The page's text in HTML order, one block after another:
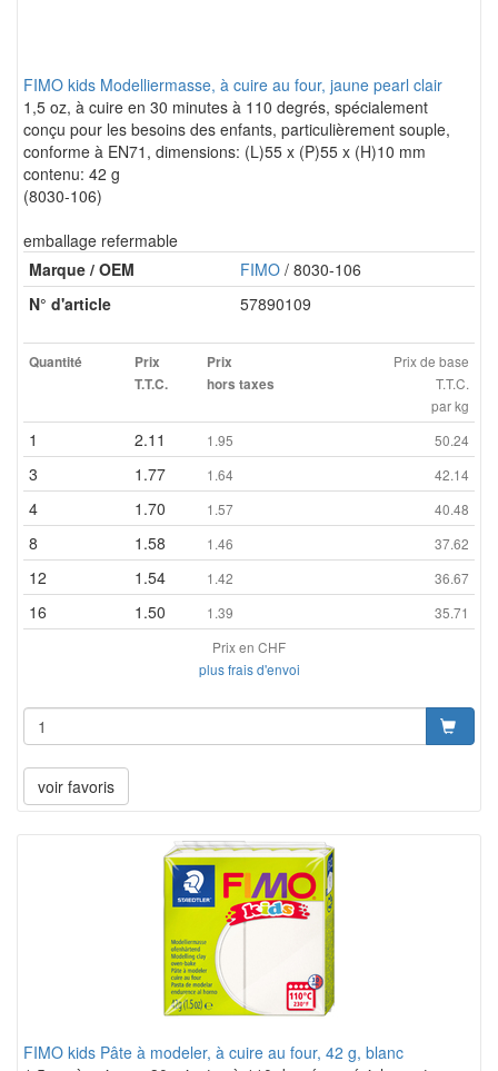
FIMO kids Modelliermasse, à cuire au four, jaune pearl clair
1,5 oz, à cuire en 30 minutes à 110 degrés, spécialement
conçu pour les besoins des enfants, particulièrement souple,
conforme à EN71, dimensions: (L)55 x (P)55 x (H)10 mm
contenu: 42 g
(8030-106)
emballage refermable
Marque / OEM
FIMO / 8030-106
N° d'article
57890109
Quantité
Prix
T.T.C.
Prix
hors taxes
Prix de base
T.T.C.
par kg
1 2.11 1.95 50.24
3 1.77 1.64 42.14
4 1.70 1.57 40.48
8 1.58 1.46 37.62
12 1.54 1.42 36.67
16 1.50 1.39
35.71
Prix en CHF
plus frais d'envoi
voir favoris
FIMO kids Pâte à modeler, à cuire au four, 42 g, blanc